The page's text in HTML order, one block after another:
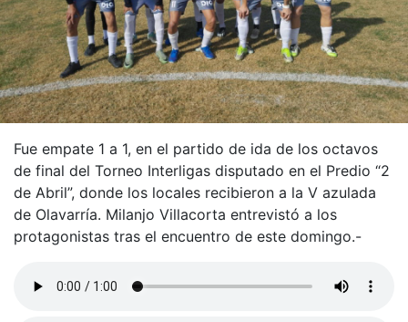
Fue empate 1 a 1, en el partido de ida de los octavos
de final del Torneo Interligas disputado en el Predio “2
de Abril”, donde los locales recibieron a la V azulada
de Olavarría. Milanjo Villacorta entrevistó a los
protagonistas tras el encuentro de este domingo.-